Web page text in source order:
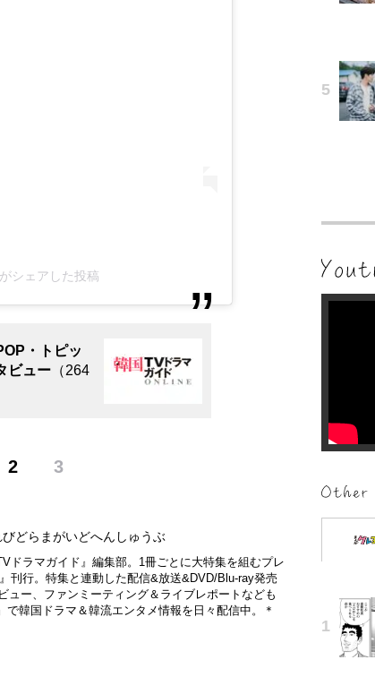
がシェアした投稿
・トピッ
ビュー（264
2 3
どらまがいどへんしゅうぶ
ドラマガイド』編集部。1冊ごとに大特集を組むプレ
刊行。特集と連動した配信&放送&DVD/Blu-ray発売
ー、ファンミーティング＆ライブレポートなども
韓国ドラマ＆韓流エンタメ情報を日々配信中。＊